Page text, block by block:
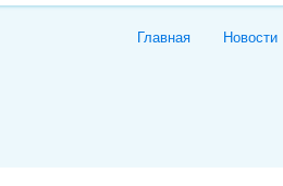
Главная Новости